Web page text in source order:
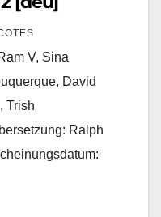
V, Sina
David
Trish
Ralph